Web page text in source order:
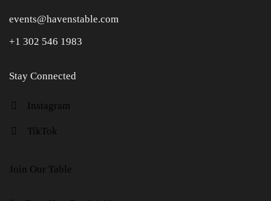
events@havenstable.com
+1 302 546 1983
Stay Connected
Instagram
TikTok
Join Our Table